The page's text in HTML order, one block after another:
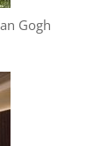
Gogh